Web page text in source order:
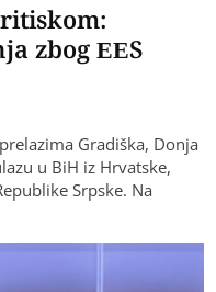
zbog EES
Gradiška, Donja
u BiH iz Hrvatske,
Srpske. Na